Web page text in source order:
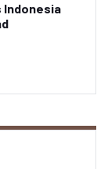
Indonesia